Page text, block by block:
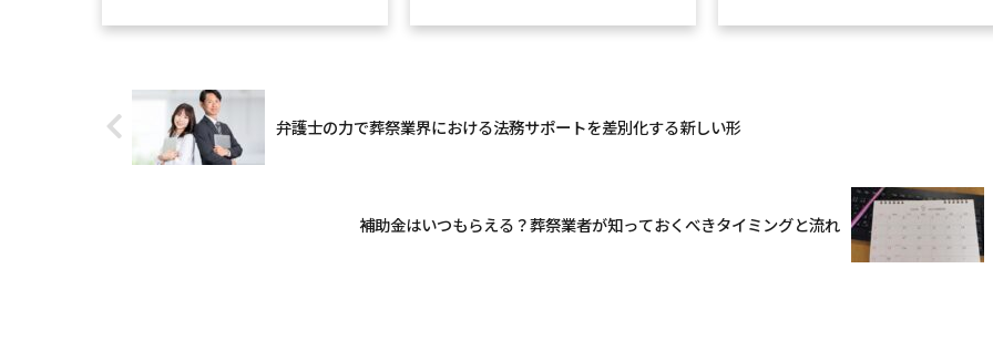
あります。本ブログでは、未来を見据
があります。帰省中に家族で「もしも
げたい」と考える飼い主は少なくあり
弁護士の力で葬祭業界における法務サポートを差別化する新しい形
補助金はいつもらえる？葬祭業者が知っておくべきタイミングと流れ